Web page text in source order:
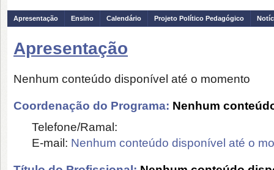
Apresentação Ensino Calendário Projeto Político Pedagógico
Apresentação
Nenhum conteúdo disponível até o momento
Coordenação do Programa: Nenhum
Telefone/Ramal:
E-mail: Nenhum conteúdo disponível até o